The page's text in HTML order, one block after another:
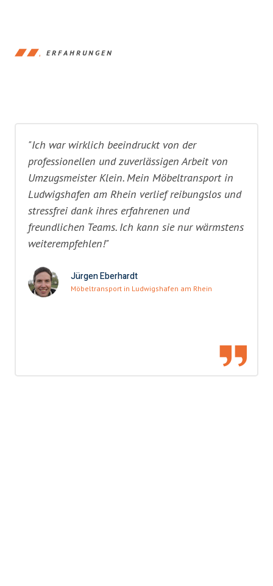
ERFAHRUNGEN
"Ich war wirklich beeindruckt von der
professionellen und zuverlässigen Arbeit von
Umzugsmeister Klein. Mein Möbeltransport in
Ludwigshafen am Rhein verlief reibungslos und
stressfrei dank ihres erfahrenen und
freundlichen Teams. Ich kann sie nur wärmstens
weiterempfehlen!"
Jürgen Eberhardt
Möbeltransport in Ludwigshafen am Rhein